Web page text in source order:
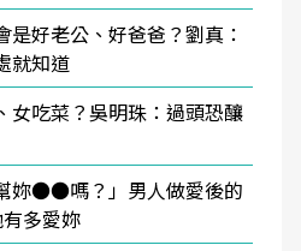
是好老公、好爸爸？劉真：
就知道
女吃菜？吳明珠：過頭恐釀
妳●●嗎？」男人做愛後的
多愛妳